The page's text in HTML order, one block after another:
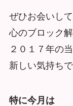
ぜひお会いして
心のブロック
２０１７年の
新しい気持ち
特に今月は